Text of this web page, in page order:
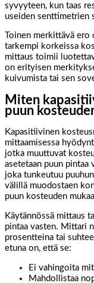
syvyyteen, kun taas
useiden senttimetrien
Toinen merkittävä
tarkempi korkeissa
mittaus toimii
on erityisen
kuivumista tai sen
Miten
puun
Kapasitiivinen
mittaamisessa
jotka muuttuvat
asetetaan puun pintaa
joka tunkeutuu
välillä muodostaen
puun kosteuden
Käytännössä mittaus
pintaa vasten. Mittari
prosentteina tai
etuna on, että se:
Ei vahingoita
Mahdollistaa